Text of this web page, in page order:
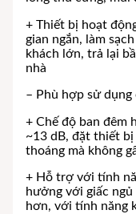
+ Thiết bị hoạt
gian ngắn, làm
khách lớn, trả lại
nhà
– Phù hợp sử dụng
+ Chế độ ban đêm
~13 dB, đặt thiết
thoáng mà không
+ Hỗ trợ với tính
hưởng với giấc
hơn, với tính năng